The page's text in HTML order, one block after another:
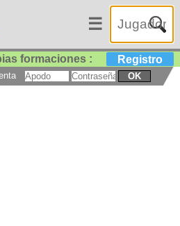
☰
formaciones : Registro
OK